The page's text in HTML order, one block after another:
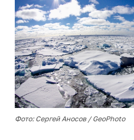
Фото: Сергей Аносов / GeoPhoto